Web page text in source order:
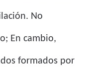
No
En cambio,
formados por